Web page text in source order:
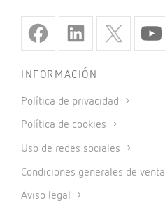
INFORMACIÓN
Política de privacidad
Política de cookies
Uso de redes sociales
Condiciones generales de venta
Aviso legal